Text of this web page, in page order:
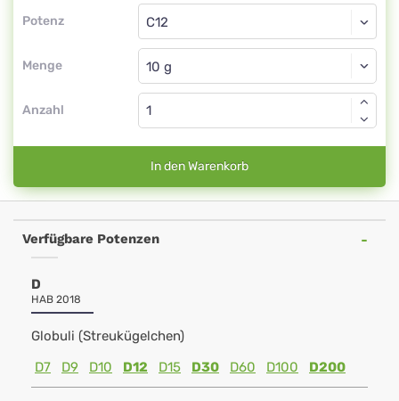
Potenz
Globuli
C12
Menge
Globuli
Anzahl
In den Warenkorb
Verfügbare Potenzen
D
HAB 2018
Globuli (Streukügelchen)
D7
D9 D10 D12 D15 D30 D60 D100 D200